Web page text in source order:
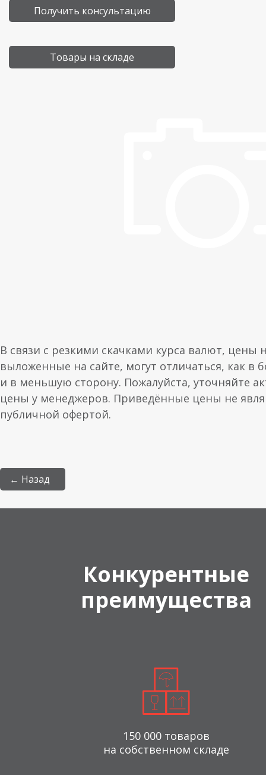
Получить консультацию
Товары на складе
В связи с резкими скачками курса валют, цены
выложенные на сайте, могут отличаться, как в
и в меньшую сторону. Пожалуйста, уточняйте
цены у менеджеров. Приведённые цены не
публичной офертой.
← Назад
Конкурентные
преимущества
150 000 товаров
на собственном складе